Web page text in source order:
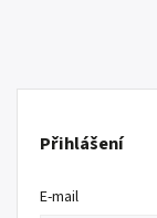
Přihlášení
E-mail